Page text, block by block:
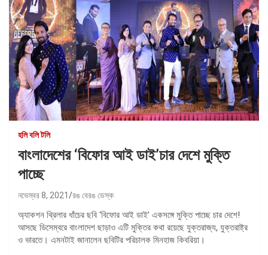
হলি বলি টলি
বাংলাদেশের ‘বিফোর আই ডাই’চার দেশে মুক্তি
পাচ্ছে
নভেম্বর 8, 2021 রঙ বেরঙ ডেস্ক
অ্যাকশন থ্রিলার ধাঁচের ছবি ‘বিফোর আই ডাই’ একসঙ্গে মুক্তি পাচ্ছে চার দেশে!
আসছে ডিসেম্বরে বাংলাদেশ ছাড়াও এটি মুক্তির কথা রয়েছে যুক্তরাজ্য, যুক্তরাষ্ট্র
ও ভারতে। এমনটাই জানালেন ছবিটির পরিচালক মিনহাজ কিবরিয়া।